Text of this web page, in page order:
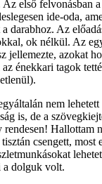
Az első felvonásban
ide-oda,
darabhoz. Az
ok nélkül. Az
jellemezte, azokat
énekkari tagok
nem
is, de a
Hallottam
csengett, most
a dolguk volt.